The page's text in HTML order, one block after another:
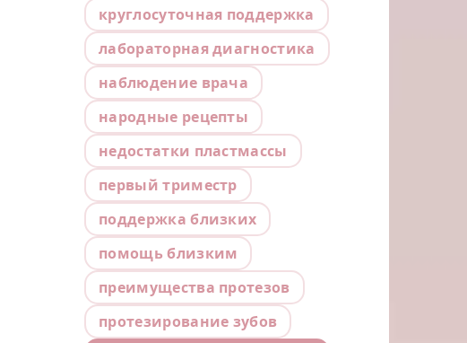
круглосуточная поддержка
лабораторная диагностика
наблюдение врача
народные рецепты
недостатки пластмассы
первый триместр
поддержка близких
помощь близким
преимущества протезов
протезирование зубов